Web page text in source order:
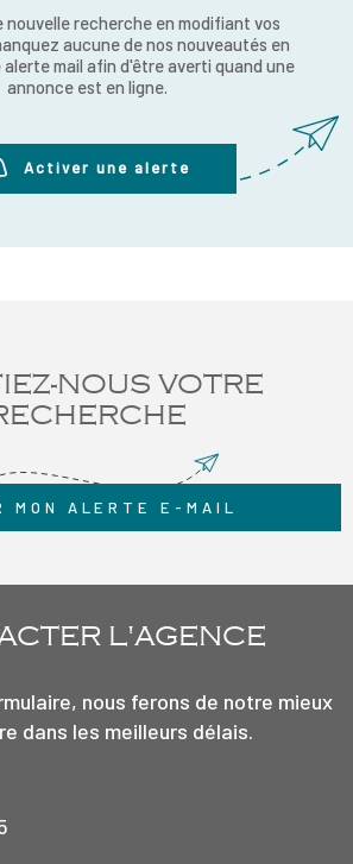
CONTACT
recherche en modifiant vos
aucune de nos nouveautés en
mail afin d'être averti quand une
annonce est en ligne.
Activer une alerte
NOUS VOTRE
MON ALERTE E-MAIL
L'AGENCE
nous ferons de notre mieux
dans les meilleurs délais.
CHAMPS
TEXTE
RECHERCHER